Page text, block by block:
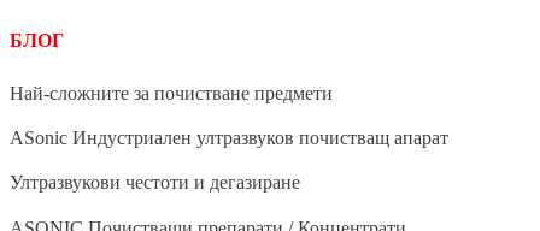
БЛОГ
Най-сложните за почистване предмети
ASonic Индустриален ултразвуков почистващ апарат
Ултразвукови честоти и дегазиране